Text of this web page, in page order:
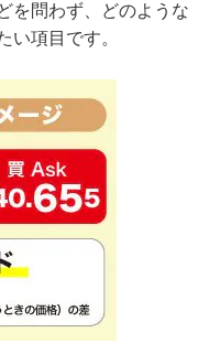
を問わず、どのような
い項目です。